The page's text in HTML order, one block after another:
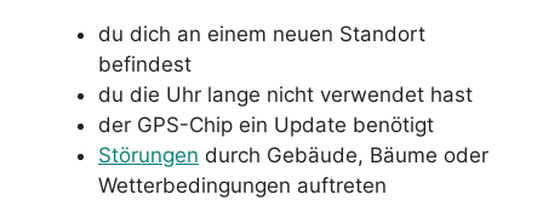
du dich an einem neuen Standort
befindest
du die Uhr lange nicht verwendet hast
der GPS-Chip ein Update benötigt
Störungen durch Gebäude, Bäume oder
Wetterbedingungen auftreten